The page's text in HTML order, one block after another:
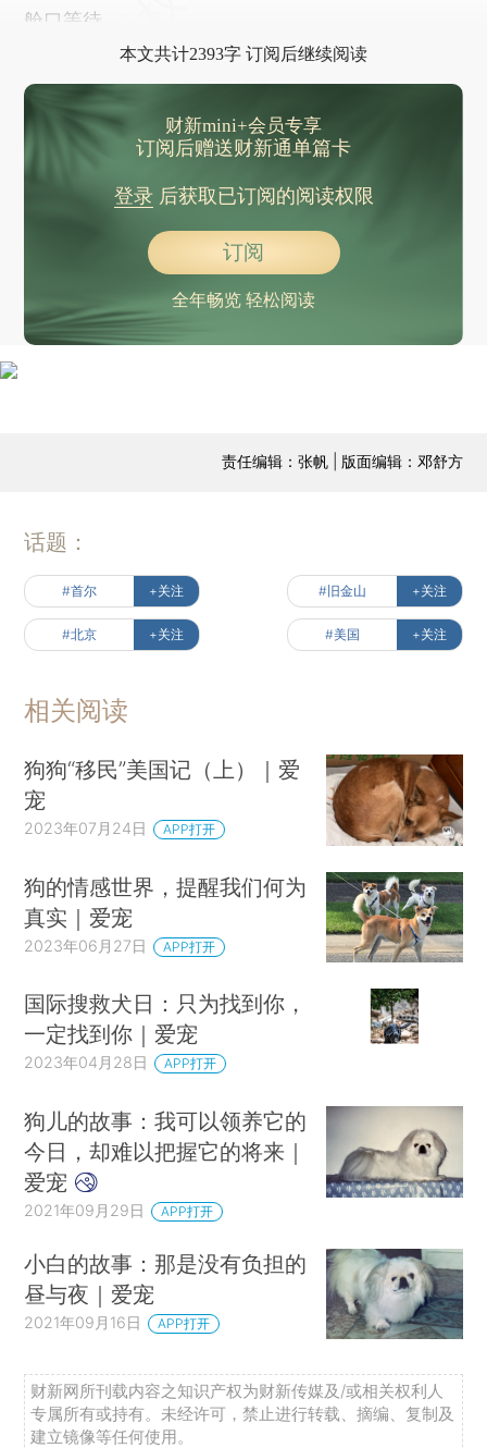
舱口等待。
本文共计2393字 订阅后继续阅读
财新mini+会员专享
订阅后赠送财新通单篇卡
登录后获取已订阅的阅读权限
订阅
全年畅览 轻松阅读
责任编辑：张帆 | 版面编辑：邓舒方
话题：
#首尔 +关注 #旧金山 +关注
#北京 +关注 #美国 +关注
相关阅读
狗狗“移民”美国记（上）｜爱
宠
2023年07月24日 APP打开
狗的情感世界，提醒我们何为
真实｜爱宠
2023年06月27日 APP打开
国际搜救犬日：只为找到你，
一定找到你｜爱宠
2023年04月28日 APP打开
狗儿的故事：我可以领养它的
今日，却难以把握它的将来｜
爱宠
2021年09月29日 APP打开
小白的故事：那是没有负担的
昼与夜｜爱宠
2021年09月16日 APP打开
财新网所刊载内容之知识产权为财新传媒及/或相关权利人
专属所有或持有。未经许可，禁止进行转载、摘编、复制及
建立镜像等任何使用。